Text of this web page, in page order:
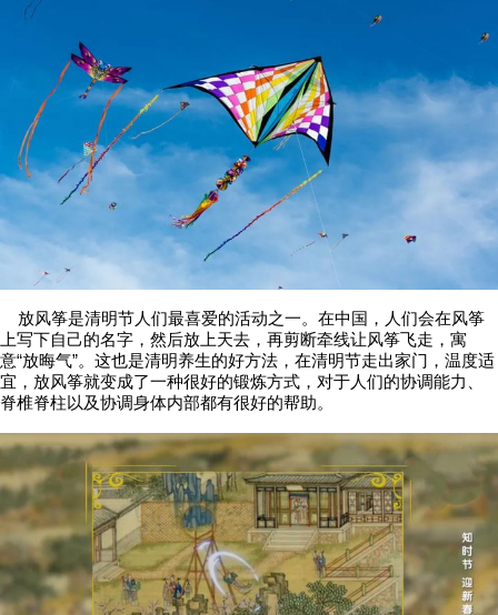
放风筝是清明节人们最喜爱的活动之一。在中国，人们会在风筝
上写下自己的名字，然后放上天去，再剪断牵线让风筝飞走，寓
意“放晦气”。这也是清明养生的好方法，在清明节走出家门，温度适
宜，放风筝就变成了一种很好的锻炼方式，对于人们的协调能力、
脊椎脊柱以及协调身体内部都有很好的帮助。